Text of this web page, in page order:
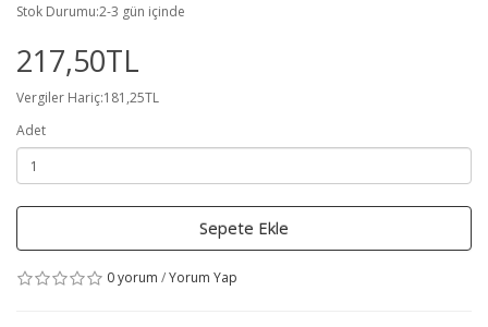
Stok Durumu:2-3 gün içinde
217,50TL
Vergiler Hariç:181,25TL
Adet
Sepete Ekle
0 yorum /Yorum Yap